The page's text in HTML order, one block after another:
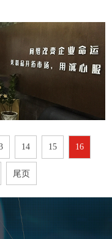
14 15 16
尾页